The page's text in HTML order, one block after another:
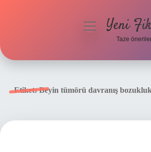
menüyüYeni
Taze
Etiket:Beyin tümörü davranış